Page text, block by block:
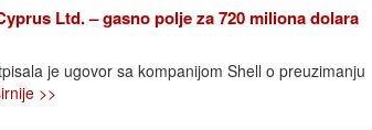
Ltd. – gasno polje za 720 miliona dolara
je ugovor sa kompanijom Shell o preuzimanju
>>